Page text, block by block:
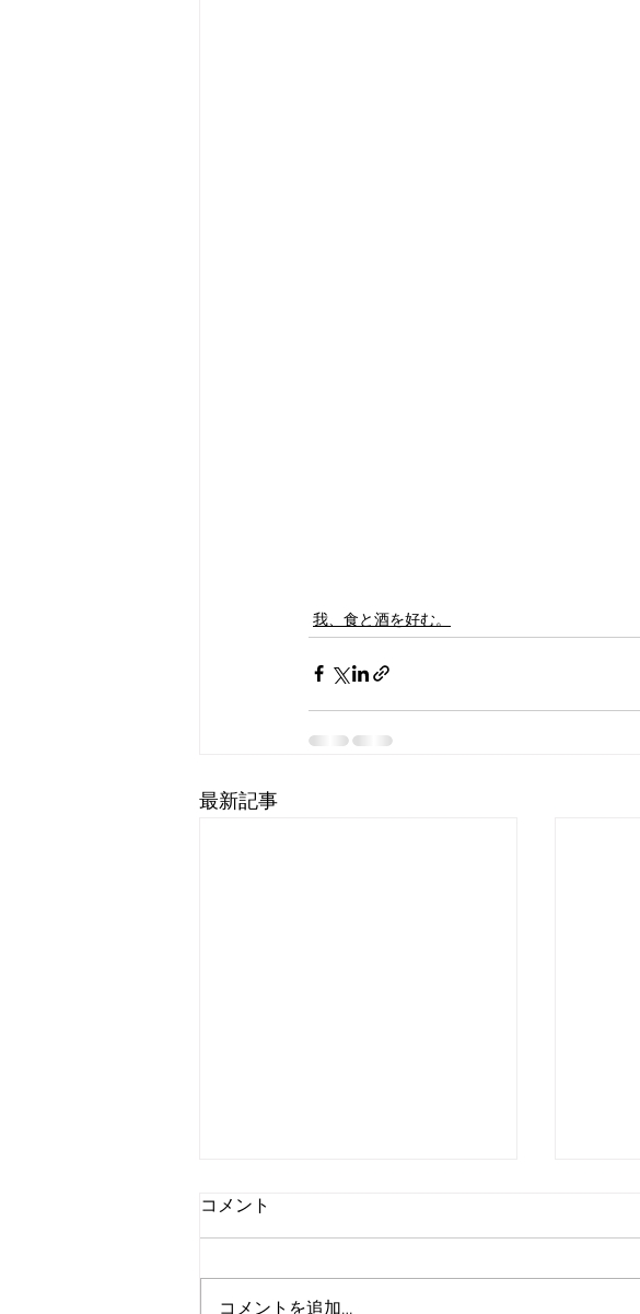
我、食と酒を好む。
最新記事
コメント